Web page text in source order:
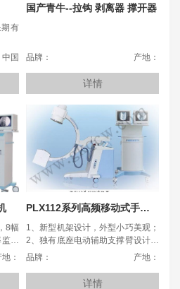
数千名脊柱专家的经验凝聚 操作简
有
国
国产青牛--拉钩 剥离器 撑开器
品牌： 产地：
详情
视
：
PLX112系列高频移动式手术X射线机（3.5kw）
1、新型机架设计，外型小巧美观；
2、独有底座电动辅助支撑臂设计，
使用更安全；
品牌： 产地：
详情